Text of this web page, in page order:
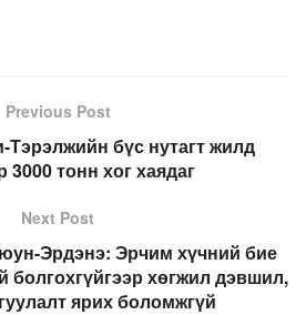
Previous Post
Тэрэлжийн бүс нутагт жилд
3000 тонн хог хаядаг
Next Post
Эрдэнэ: Эрчим хүчний бие
болгохгүйгээр хөгжил дэвшил,
ярих боломжгүй